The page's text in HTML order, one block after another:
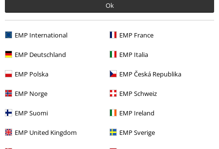
Ok
EMP International EMP France
EMP Deutschland EMP Italia
EMP Polska EMP Česká Republika
EMP Norge EMP Schweiz
EMP Suomi EMP Ireland
EMP United Kingdom EMP Sverige
Newsletter
Zapisz się teraz i zyskaj Voucher 15%Zobacz
więcej